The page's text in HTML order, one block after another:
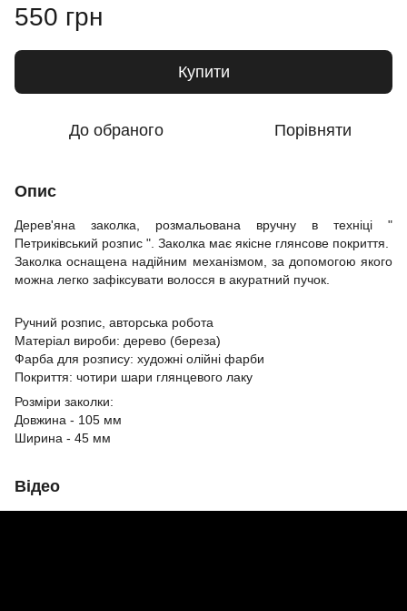
550 грн
Купити
До обраного Порівняти
Опис
Дерев'яна заколка, розмальована вручну в техніці "
Петриківський розпис ". Заколка має якісне глянсове покриття.
Заколка оснащена надійним механізмом, за допомогою якого
можна легко зафіксувати волосся в акуратний пучок.
Ручний розпис, авторська робота
Матеріал вироби: дерево (береза)
Фарба для розпису: художні олійні фарби
Покриття: чотири шари глянцевого лаку
Розміри заколки:
Довжина - 105 мм
Ширина - 45 мм
Відео